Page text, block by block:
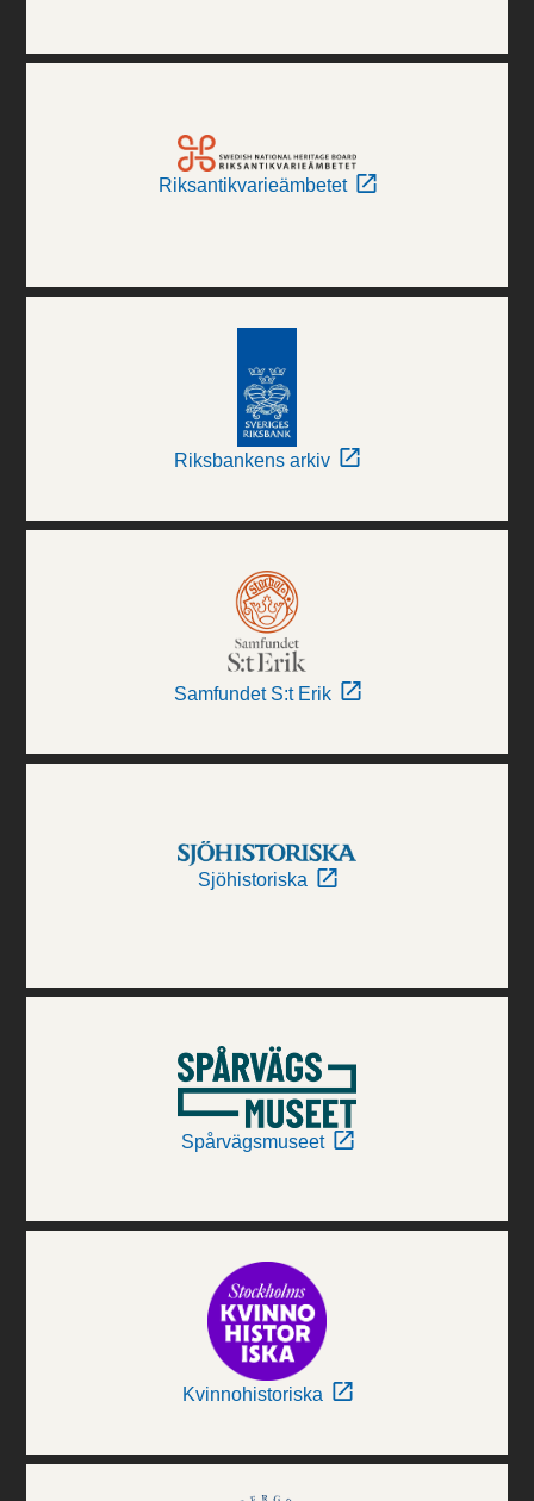
Riksantikvarieämbetet
Riksbankens arkiv
Samfundet S:t Erik
Sjöhistoriska
Spårvägsmuseet
Kvinnohistoriska